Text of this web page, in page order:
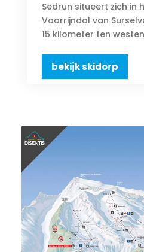
Sedrun situeert zich in
Voorrijndal van
15 kilometer ten
bekijk skidorp